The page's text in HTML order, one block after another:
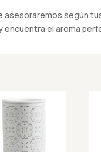
según
el aroma